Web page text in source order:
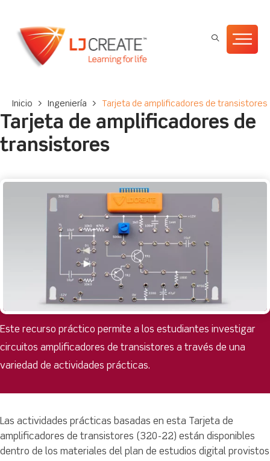
Inicio > Ingeniería > Tarjeta de amplificadores de transistores
Tarjeta de amplificadores de
transistores
Este recurso práctico permite a los estudiantes investigar
circuitos amplificadores de transistores a través de una
variedad de actividades prácticas.
Las actividades prácticas basadas en esta Tarjeta de
amplificadores de transistores (320-22) están disponibles
dentro de los materiales del plan de estudios digital provistos